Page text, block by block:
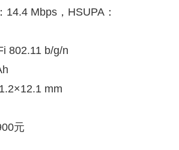
14.4 Mbps，HSUPA：
802.11 b/g/n
mm
元